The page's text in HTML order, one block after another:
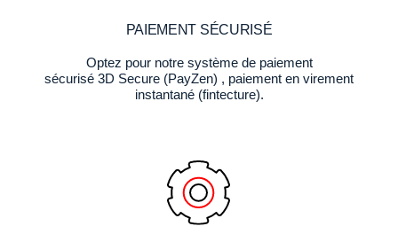
PAIEMENT SÉCURISÉ
Optez pour notre système de paiement
sécurisé 3D Secure (PayZen) , paiement en virement
instantané (fintecture).